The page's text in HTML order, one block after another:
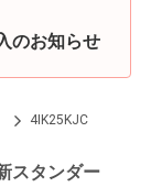
のお知らせ
4IK25KJC
スタンダー